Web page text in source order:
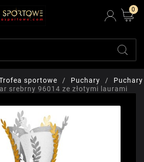
0
sportowe Puchary
Puchary
srebrny 96014 ze złotymi laurami